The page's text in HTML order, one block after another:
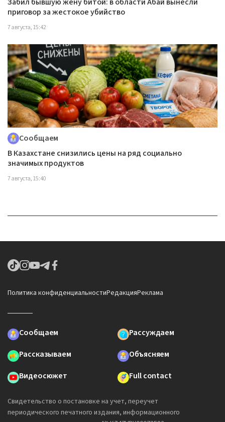
приговор за жестокое убийство
7 августа, 15:42
Сообщаем
В Казахстане снизились цены на ряд социально
значимых продуктов
7 августа, 15:40
Политика конфиденциальностиРедакцияРеклама
Сообщаем
Рассуждаем
Рассказываем
Объясняем
Видеосюжет
Full contact
Свидетельство о постановке на учет, переучет
периодического печатного издания, информационного